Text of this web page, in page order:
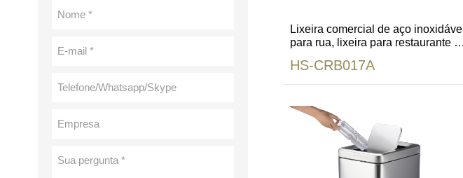
Lixeira comercial de aço inoxidável
para rua, lixeira para restaurante e
HS-CRB017A